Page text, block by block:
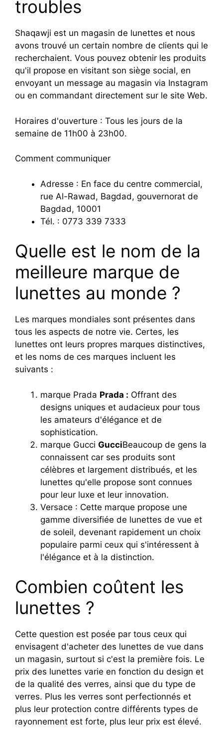
troubles
Shaqawji est un magasin de lunettes et nous
avons trouvé un certain nombre de clients qui le
recherchaient. Vous pouvez obtenir les produits
qu'il propose en visitant son siège social, en
envoyant un message au magasin via Instagram
ou en commandant directement sur le site Web.
Horaires d'ouverture : Tous les jours de la
semaine de 11h00 à 23h00.
Comment communiquer
Adresse : En face du centre commercial,
rue Al-Rawad, Bagdad, gouvernorat de
Bagdad, 10001
Tél. : 0773 339 7333
Quelle est le nom de la
meilleure marque de
lunettes au monde ?
Les marques mondiales sont présentes dans
tous les aspects de notre vie. Certes, les
lunettes ont leurs propres marques distinctives,
et les noms de ces marques incluent les
suivants :
marque Prada Prada : Offrant des
designs uniques et audacieux pour tous
les amateurs d'élégance et de
sophistication.
marque Gucci GucciBeaucoup de gens la
connaissent car ses produits sont
célèbres et largement distribués, et les
lunettes qu'elle propose sont connues
pour leur luxe et leur innovation.
Versace : Cette marque propose une
gamme diversifiée de lunettes de vue et
de soleil, devenant rapidement un choix
populaire parmi ceux qui s'intéressent à
l'élégance et à la distinction.
Combien coûtent les
lunettes ?
Cette question est posée par tous ceux qui
envisagent d'acheter des lunettes de vue dans
un magasin, surtout si c'est la première fois. Le
prix des lunettes varie en fonction du design et
de la qualité des verres, ainsi que du type de
verres. Plus les verres sont perfectionnés et
plus leur protection contre différents types de
rayonnement est forte, plus leur prix est élevé.